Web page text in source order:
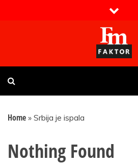
Faktor magazin
Uvijek presudan
Home » Srbija je ispala
Nothing Found